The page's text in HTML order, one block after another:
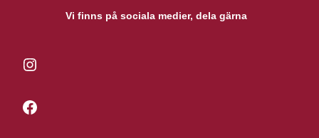
Vi finns på sociala medier, dela gärna
Instagram
Facebook